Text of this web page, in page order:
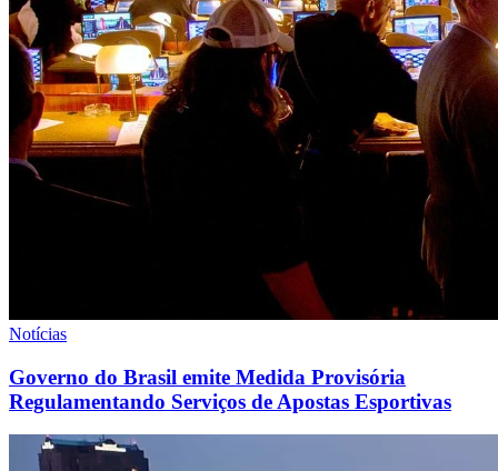
Notícias
Governo do Brasil emite Medida Provisória
Regulamentando Serviços de Apostas Esportivas